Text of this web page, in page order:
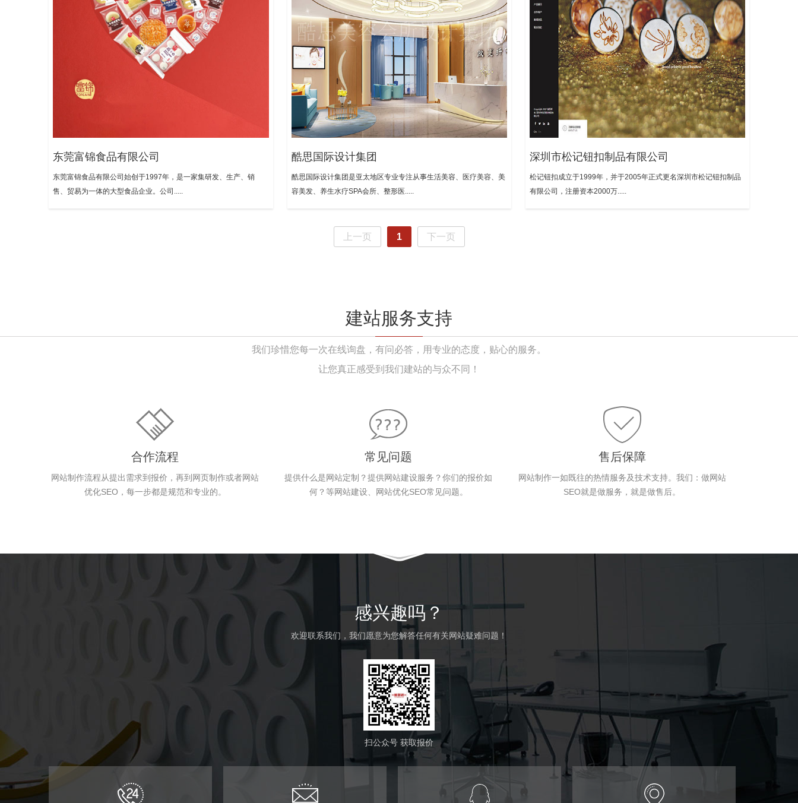
东莞富锦食品有限公司
东莞富锦食品有限公司始创于1997年，是一家集研发、生产、销
售、贸易为一体的大型食品企业。公司.....
酷思国际设计集团
酷思国际设计集团是亚太地区专业专注从事生活美容、医疗美容、美
容美发、养生水疗SPA会所、整形医.....
深圳市松记钮扣制品有限公司
松记钮扣成立于1999年，并于2005年正式更名深圳市松记钮扣制品
有限公司，注册资本2000万.....
上一页 1 下一页
建站服务支持
我们珍惜您每一次在线询盘，有问必答，用专业的态度，贴心的服务。
让您真正感受到我们建站的与众不同！
合作流程
网站制作流程从提出需求到报价，再到网页制作或者网站
优化SEO，每一步都是规范和专业的。
常见问题
提供什么是网站定制？提供网站建设服务？你们的报价如
何？等网站建设、网站优化SEO常见问题。
售后保障
网站制作一如既往的热情服务及技术支持。我们：做网站
SEO就是做服务，就是做售后。
感兴趣吗？
欢迎联系我们，我们愿意为您解答任何有关网站疑难问题！
扫公众号 获取报价